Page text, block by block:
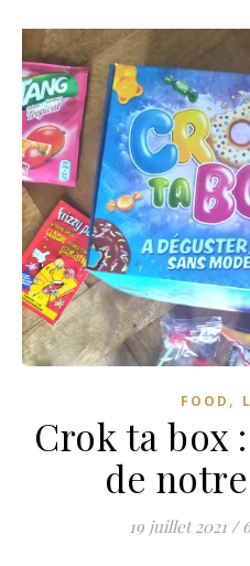
FOOD ,
Crok ta box
de
19 juillet 2021 /